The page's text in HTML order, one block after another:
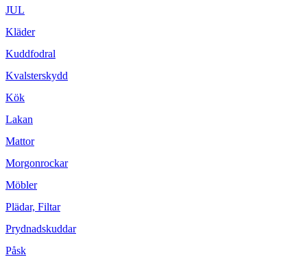
JUL
Kläder
Kuddfodral
Kvalsterskydd
Kök
Lakan
Mattor
Morgonrockar
Möbler
Plädar, Filtar
Prydnadskuddar
Påsk